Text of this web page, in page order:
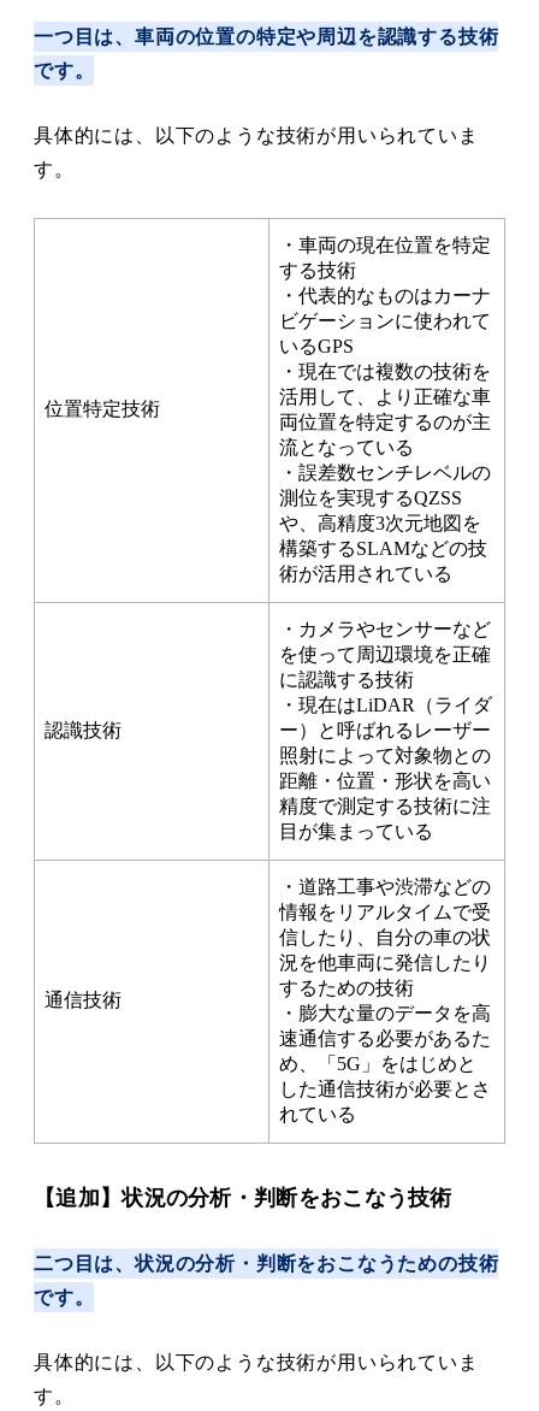
一つ目は、車両の位置の特定や周辺を認識する技術
です。
具体的には、以下のような技術が用いられていま
す。
位置特定技術
・車両の現在位置を特定
する技術
・代表的なものはカーナ
ビゲーションに使われて
いるGPS
・現在では複数の技術を
活用して、より正確な車
両位置を特定するのが主
流となっている
・誤差数センチレベルの
測位を実現するQZSS
や、高精度3次元地図を
構築するSLAMなどの技
術が活用されている
認識技術
・カメラやセンサーなど
を使って周辺環境を正確
に認識する技術
・現在はLiDAR（ライダ
ー）と呼ばれるレーザー
照射によって対象物との
距離・位置・形状を高い
精度で測定する技術に注
目が集まっている
通信技術
・道路工事や渋滞などの
情報をリアルタイムで受
信したり、自分の車の状
況を他車両に発信したり
するための技術
・膨大な量のデータを高
速通信する必要があるた
め、「5G」をはじめと
した通信技術が必要とさ
れている
【追加】状況の分析・判断をおこなう技術
二つ目は、状況の分析・判断をおこなうための技術
です。
具体的には、以下のような技術が用いられていま
す。